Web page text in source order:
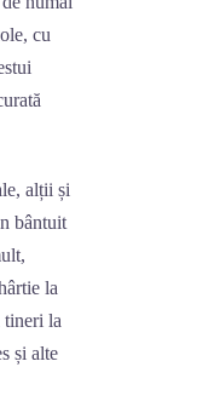
cu
alții și
bântuit
la
tineri la
și alte